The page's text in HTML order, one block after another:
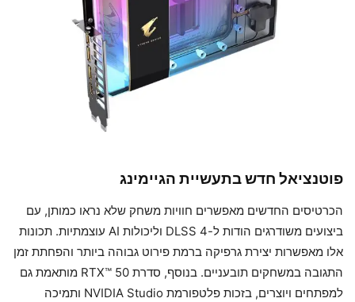
פוטנציאל חדש בתעשיית הגיימינג
הכרטיסים החדשים מאפשרים חוויות משחק שלא נראו כמותן, עם
ביצועים משודרגים הודות ל-DLSS 4 וליכולות AI עוצמתיות. תכונות
אלו מאפשרות יצירת גרפיקה ברמת פירוט גבוהה ביותר והפחתת זמן
התגובה במשחקים תובעניים. בנוסף, סדרת RTX™ 50 מותאמת גם
למפתחים ויוצרים, בזכות פלטפורמת NVIDIA Studio ותמיכה